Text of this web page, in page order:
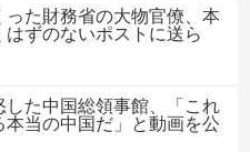
た財務省の大物官僚、本
ずのないポストに送ら
た中国総領事館、「これ
当の中国だ」と動画を公